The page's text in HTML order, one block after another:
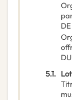
5.1. Lot